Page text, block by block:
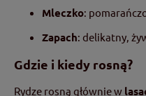
Mleczko:
Zapach: delikatny,
Gdzie i kiedy rosną?
Rydze rosną głównie w